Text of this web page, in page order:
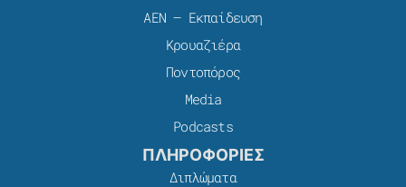
ΑΕΝ – Εκπαίδευση
Κρουαζιέρα
Ποντοπόρος
Media
Podcasts
ΠΛΗΡΟΦΟΡΙΕΣ
Διπλώματα